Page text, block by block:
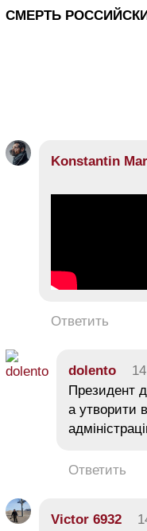
СМЕРТЬ
Konstantin
Ответить
dolento
Президент
а утворити
Ответить
Victor 6932